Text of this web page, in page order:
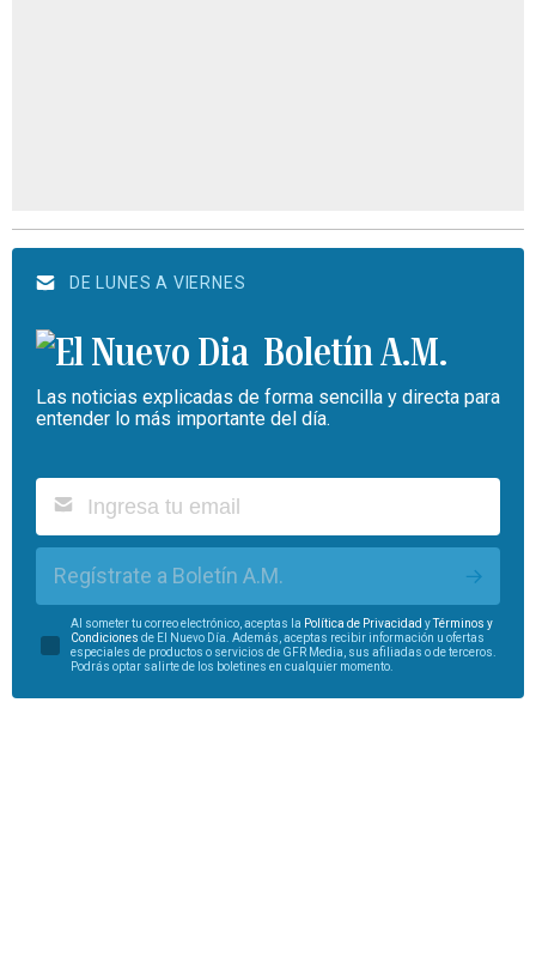
DE LUNES A VIERNES
Boletín A.M.
Las noticias explicadas de forma sencilla y directa para
entender lo más importante del día.
Regístrate a Boletín A.M.
Al someter tu correo electrónico, aceptas la Política de Privacidad yTérminos y
Condiciones de El Nuevo Día. Además, aceptas recibir información u ofertas
especiales de productos o servicios de GFR Media, sus afiliadas o de terceros.
Podrás optar salirte de los boletines en cualquier momento.